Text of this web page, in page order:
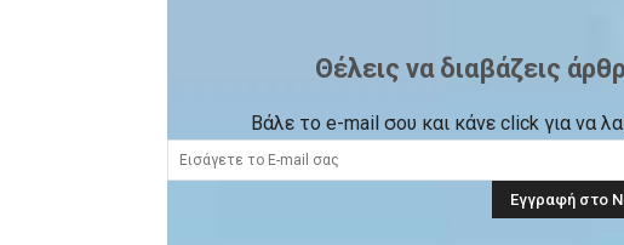
Θέλεις να διαβάζεις
Βάλε το e-mail σου και κάνε click για να